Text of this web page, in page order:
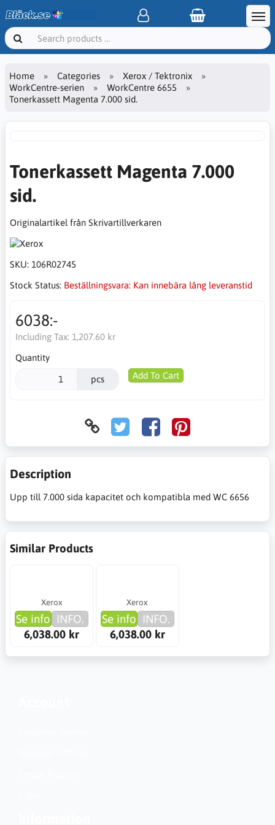
Home Categories
Xerox / Tektronix
WorkCentre-serien
WorkCentre 6655
Tonerkassett Magenta 7.000 sid.
Tonerkassett Magenta 7.000
sid.
Originalartikel från Skrivartillverkaren
SKU: 106R02745
Stock Status: Beställningsvara: Kan innebära lång leveranstid
6038:-
Including Tax: 1,207.60 kr
Quantity
pcs Add To Cart
Description
Upp till 7.000 sida kapacitet och kompatibla med WC 6656
Similar Products
Xerox
Se info INFO.
6,038.00 kr
Xerox
Se info INFO.
6,038.00 kr